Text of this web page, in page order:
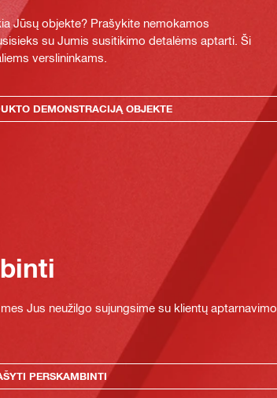
Jūsų objekte? Prašykite nemokamos
su Jumis susitikimo detalėms aptarti. Ši
verslininkams.
DEMONSTRACIJĄ OBJEKTE
Jus neužilgo sujungsime su klientų aptarnavimo
PERSKAMBINTI